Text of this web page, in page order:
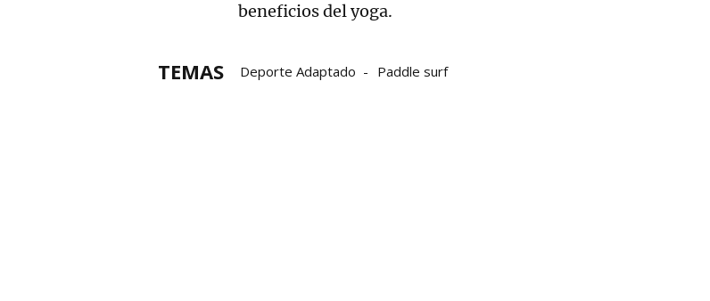
beneficios del yoga.
TEMAS Deporte Adaptado Paddle surf